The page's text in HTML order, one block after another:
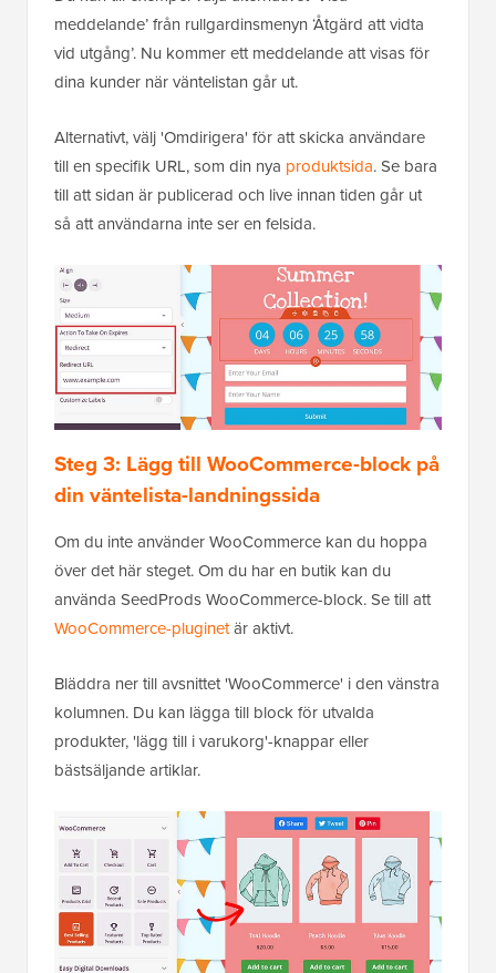
meddelande’ från rullgardinsmenyn ‘Åtgärd att vidta
vid utgång’. Nu kommer ett meddelande att visas för
dina kunder när väntelistan går ut.
Alternativt, välj 'Omdirigera' för att skicka användare
till en specifik URL, som din nya produktsida. Se bara
till att sidan är publicerad och live innan tiden går ut
så att användarna inte ser en felsida.
Steg 3: Lägg till WooCommerce-block på
din väntelista-landningssida
Om du inte använder WooCommerce kan du hoppa
över det här steget. Om du har en butik kan du
använda SeedProds WooCommerce-block. Se till att
WooCommerce-pluginetär aktivt.
Bläddra ner till avsnittet 'WooCommerce' i den vänstra
kolumnen. Du kan lägga till block för utvalda
produkter, 'lägg till i varukorg'-knappar eller
bästsäljande artiklar.